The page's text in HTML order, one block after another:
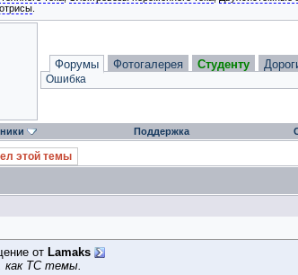
Форумы Фотогалерея Студенту
Ошибка
Поддержка
этой темы
от Lamaks
как ТС темы.